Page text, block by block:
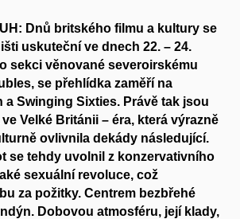
Dnů britského filmu a kultury se
uskuteční ve dnech 22. – 24.
sekci věnované severoirskému
se přehlídka zaměří na
Swinging Sixties. Právě tak jsou
Velké Británii – éra, která výrazně
ovlivnila dekády následující.
se tehdy uvolnil z konzervativního
sexuální revoluce, což
za požitky. Centrem bezbřehé
Dobovou atmosféru, její klady,